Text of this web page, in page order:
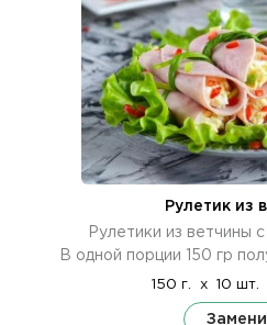
Рулетик из
Рулетики из ветчины
В одной порции 150 гр
150 г. x 10 шт.